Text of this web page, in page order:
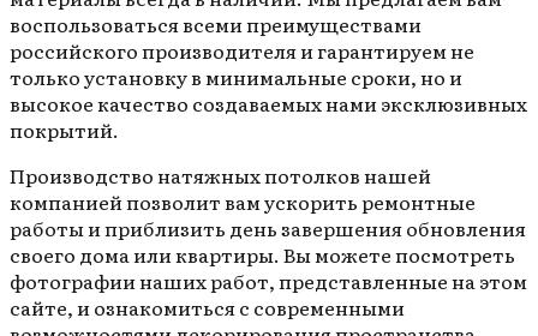
воспользоваться всеми преимуществами
российского производителя и гарантируем не
только установку в минимальные сроки, но и
высокое качество создаваемых нами эксклюзивных
покрытий.
Производство натяжных потолков нашей
компанией позволит вам ускорить ремонтные
работы и приблизить день завершения обновления
своего дома или квартиры. Вы можете посмотреть
фотографии наших работ, представленные на этом
сайте, и ознакомиться с современными